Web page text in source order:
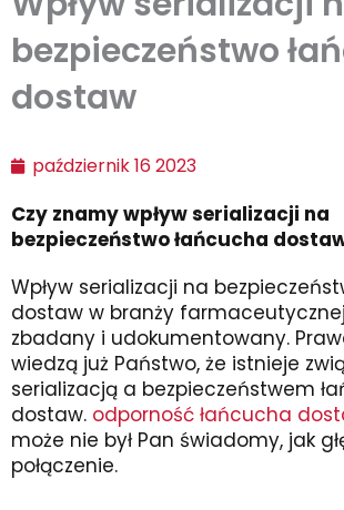
bezpieczeństwo
dostaw
październik 16 2023
Czy znamy wpływ serializacji na
bezpieczeństwo łańcucha
Wpływ serializacji na
dostaw w branży
zbadany i udokumentowany.
wiedzą już Państwo, że istnieje
serializacją a bezpieczeństwem
dostaw. odporność łańcucha
może nie był Pan świadomy, jak
połączenie.